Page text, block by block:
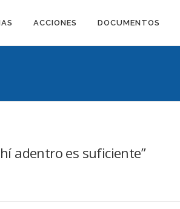
ACCIONES DOCUMENTOS
adentro es suficiente”